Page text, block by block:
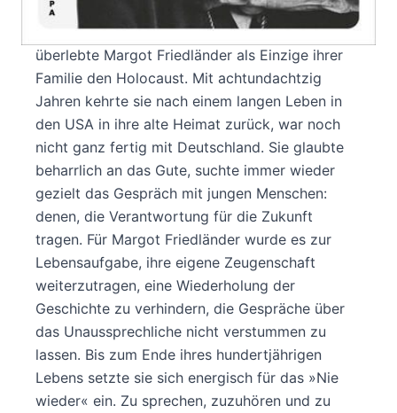
Menschlichkeit für diejenigen, die nicht mehr für
sich selbst sprechen können. Als Jugendliche
überlebte Margot Friedländer als Einzige ihrer
Familie den Holocaust. Mit achtundachtzig
Jahren kehrte sie nach einem langen Leben in
den USA in ihre alte Heimat zurück, war noch
nicht ganz fertig mit Deutschland. Sie glaubte
beharrlich an das Gute, suchte immer wieder
gezielt das Gespräch mit jungen Menschen:
denen, die Verantwortung für die Zukunft
tragen. Für Margot Friedländer wurde es zur
Lebensaufgabe, ihre eigene Zeugenschaft
weiterzutragen, eine Wiederholung der
Geschichte zu verhindern, die Gespräche über
das Unaussprechliche nicht verstummen zu
lassen. Bis zum Ende ihres hundertjährigen
Lebens setzte sie sich energisch für das »Nie
wieder« ein. Zu sprechen, zuzuhören und zu